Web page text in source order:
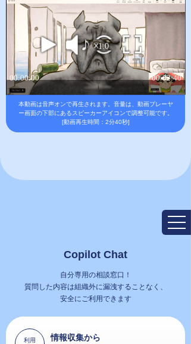
本動画は音声オンで再生されます。 音量は、動画プレーヤ
ー画面の下部にあるスピーカーアイコンで調整可能です。
[動画再生時間：2分40秒]
Copilot Chat
自分専用の相談窓口！
質問した内容は組織外に漏洩することなく、
安全にご利用できます
利用
情報収集から